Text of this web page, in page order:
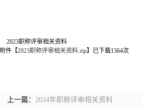
2023职称评审相关资料
附件【2023职称评审相关资料.zip】已下载1364次
上一篇： 2024年职称评审相关资料